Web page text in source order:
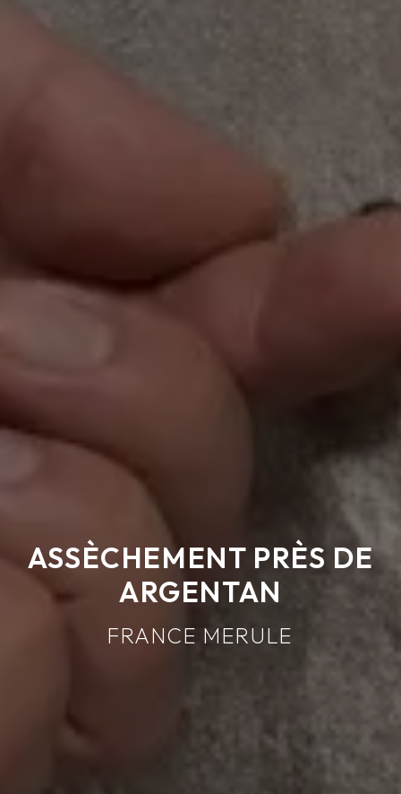
ASSÈCHEMENT PRÈS DE
ARGENTAN
FRANCE MERULE